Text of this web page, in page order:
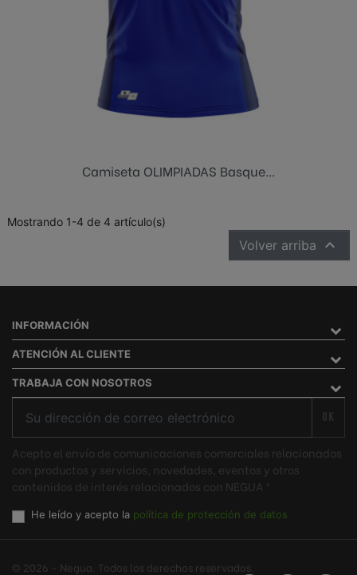
Camiseta OLIMPIADAS Basque...
Mostrando 1-4 de 4 artículo(s)
Volver arriba 
INFORMACIÓN
ATENCIÓN AL CLIENTE
TRABAJA CON NOSOTROS
Acepto el envío de comunicaciones comerciales relacionados
con productos y servicios, novedades, eventos y otros
contenidos de interés relacionados con NEGUA ®
He leído y acepto la política de protección de datos
© 2026 - Negua. Todos los derechos reservados.